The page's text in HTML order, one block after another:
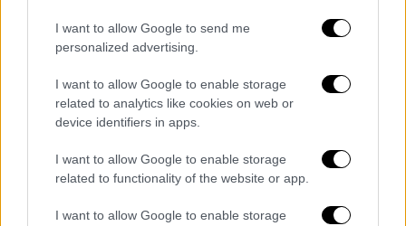
I want to allow Google to send me
personalized advertising.
I want to allow Google to enable storage
related to analytics like cookies on web or
device identifiers in apps.
I want to allow Google to enable storage
related to functionality of the website or app.
I want to allow Google to enable storage
πράγματα».
O Άκης Σκέρτσος τόνισε πως δεν θα δοθεί
Ship Pass για τα ακτοπλοϊκά εισιτήρια,
αναφέροντας πως οι πολίτες μπορούν να
Τουρισμού.